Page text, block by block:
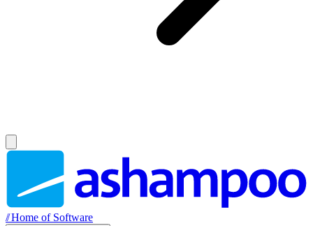
//Home of Software